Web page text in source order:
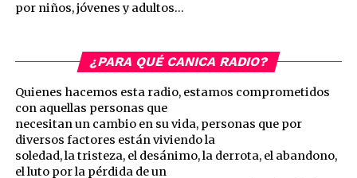
por niños, jóvenes y adultos…
¿PARA QUÉ CANICA RADIO?
Quienes hacemos esta radio, estamos comprometidos
con aquellas personas que
necesitan un cambio en su vida, personas que por
diversos factores están viviendo la
soledad, la tristeza, el desánimo, la derrota, el abandono,
el luto por la pérdida de un